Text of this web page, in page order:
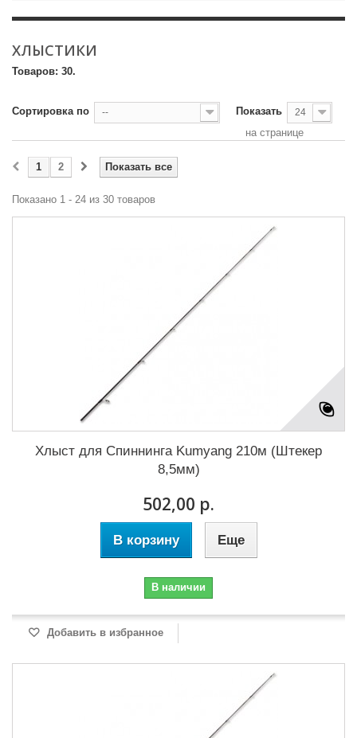
ХЛЫСТИКИ
Товаров: 30.
Сортировка по -- Показать 24
на странице
Показать все
1 2
Показано 1 - 24 из 30 товаров
Хлыст для Cпиннинга Kumyang 210м (Штекер
8,5мм)
502,00 р.
В корзину Еще
В наличии
Добавить в избранное